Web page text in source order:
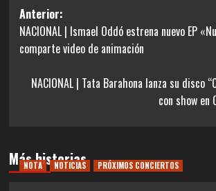
Navegación
de
entradas
Anterior:
NACIONAL | Ismael Oddó estrena nuevo EP
comparte video de animación
NACIONAL | Tata Barahona lanza su disco
con show en
Más historias
NOTA NOTICIAS PRÓXIMOS CONCIERTOS